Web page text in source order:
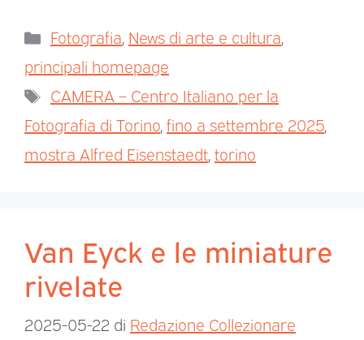
Fotografia, News di arte e cultura,
principali homepage
CAMERA – Centro Italiano per la
Fotografia di Torino,fino a settembre 2025,
mostra Alfred Eisenstaedt,torino
Van Eyck e le miniature
rivelate
2025-05-22 di Redazione Collezionare